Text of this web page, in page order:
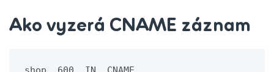
Ako vyzerá CNAME záznam